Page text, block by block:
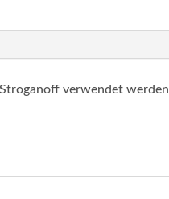
verwendet werden